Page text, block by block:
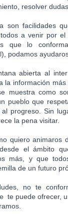
resolver
son facilidades
a venir por
que lo
podamos
abierta al
la información
muestra como
pueblo que
al progreso. Sin
la pena visitar.
quiero animaros
el ámbito
más, y que
de un futuro
no te
te puede ofrecer,